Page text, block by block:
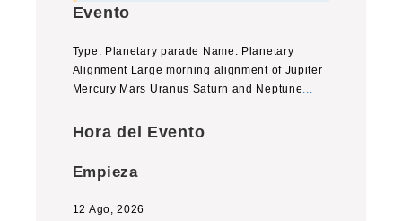
Evento
Type: Planetary parade Name: Planetary
Alignment Large morning alignment of Jupiter
Mercury Mars Uranus Saturn and Neptune...
Hora del Evento
Empieza
12 Ago, 2026